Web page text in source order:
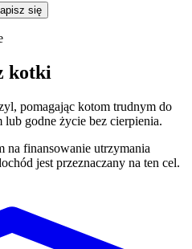
się
kotki
pomagając kotom trudnym do
godne życie bez cierpienia.
na finansowanie utrzymania
jest przeznaczany na ten cel.